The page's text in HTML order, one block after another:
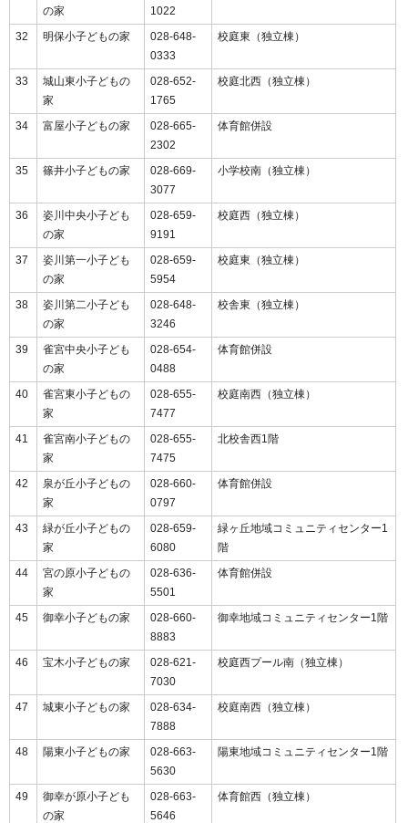
の家
1022
32
明保小子どもの家
028-648-
0333
校庭東（独立棟）
33
城山東小子どもの
家
028-652-
1765
校庭北西（独立棟）
34 富屋小子どもの家
028-665-
2302
体育館併設
35 篠井小子どもの家
028-669-
3077
小学校南（独立棟）
36
姿川中央小子ども
の家
028-659-
9191
校庭西（独立棟）
37
姿川第一小子ども
の家
028-659-
5954
校庭東（独立棟）
38
姿川第二小子ども
の家
028-648-
3246
校舎東（独立棟）
39
雀宮中央小子ども
の家
028-654-
0488
体育館併設
40
雀宮東小子どもの
家
028-655-
7477
校庭南西（独立棟）
41
雀宮南小子どもの
家
028-655-
7475
北校舎西1階
42
泉が丘小子どもの
家
028-660-
0797
体育館併設
43
緑が丘小子どもの
家
028-659-
6080
緑ヶ丘地域コミュニティセンター1
階
44
宮の原小子どもの
家
028-636-
5501
体育館併設
45 御幸小子どもの家
028-660-
8883
御幸地域コミュニティセンター1階
46 宝木小子どもの家
028-621-
7030
校庭西プール南（独立棟）
47 城東小子どもの家
028-634-
7888
校庭南西（独立棟）
48 陽東小子どもの家
028-663-
5630
陽東地域コミュニティセンター1階
49
御幸が原小子ども
の家
028-663-
5646
体育館西（独立棟）